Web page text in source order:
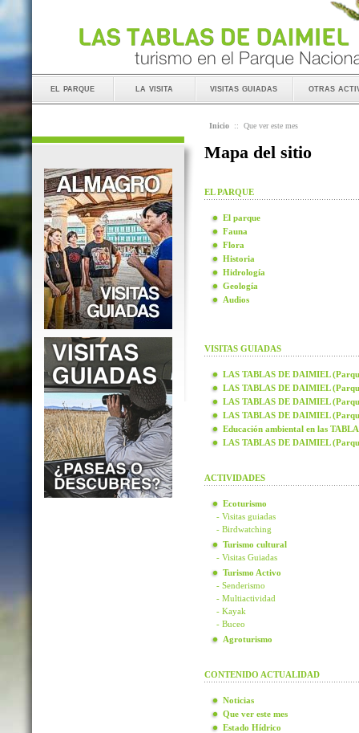
el parque la visita visitas guiadas otras
Inicio :: Que ver este mes
Mapa del sitio
EL PARQUE
El parque
Fauna
Flora
Historia
Hidrología
Geología
Audios
VISITAS GUIADAS
LAS TABLAS DE DAIMIEL
LAS TABLAS DE DAIMIEL
LAS TABLAS DE DAIMIEL
LAS TABLAS DE DAIMIEL
Educación ambiental en las
LAS TABLAS DE DAIMIEL
ACTIVIDADES
Ecoturismo
- Visitas guiadas
- Birdwatching
Turismo cultural
- Visitas Guiadas
Turismo Activo
- Senderismo
- Multiactividad
- Kayak
- Buceo
Agroturismo
CONTENIDO ACTUALIDAD
Noticias
Que ver este mes
Estado Hídrico